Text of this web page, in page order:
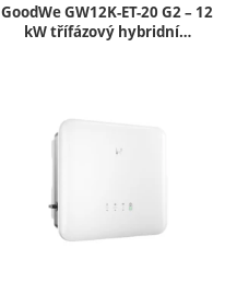
GoodWe GW12K-ET-20 G2 – 12
kW třífázový hybridní…